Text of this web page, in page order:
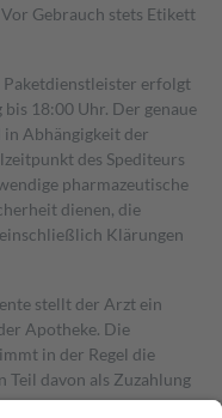
Gebrauch stets Etikett
Paketdienstleister erfolgt
18:00 Uhr. Der genaue
in Abhängigkeit der
des Spediteurs
pharmazeutische
dienen, die
Klärungen
stellt der Arzt ein
Apotheke. Die
in der Regel die
Teil davon als Zuzahlung